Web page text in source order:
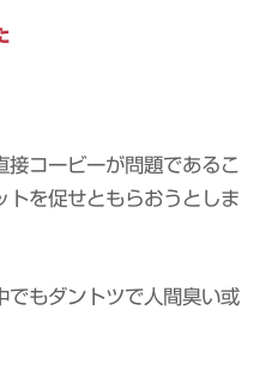
接コービーが問題であるこ
トを促せともらおうとしま
でもダントツで人間臭い或